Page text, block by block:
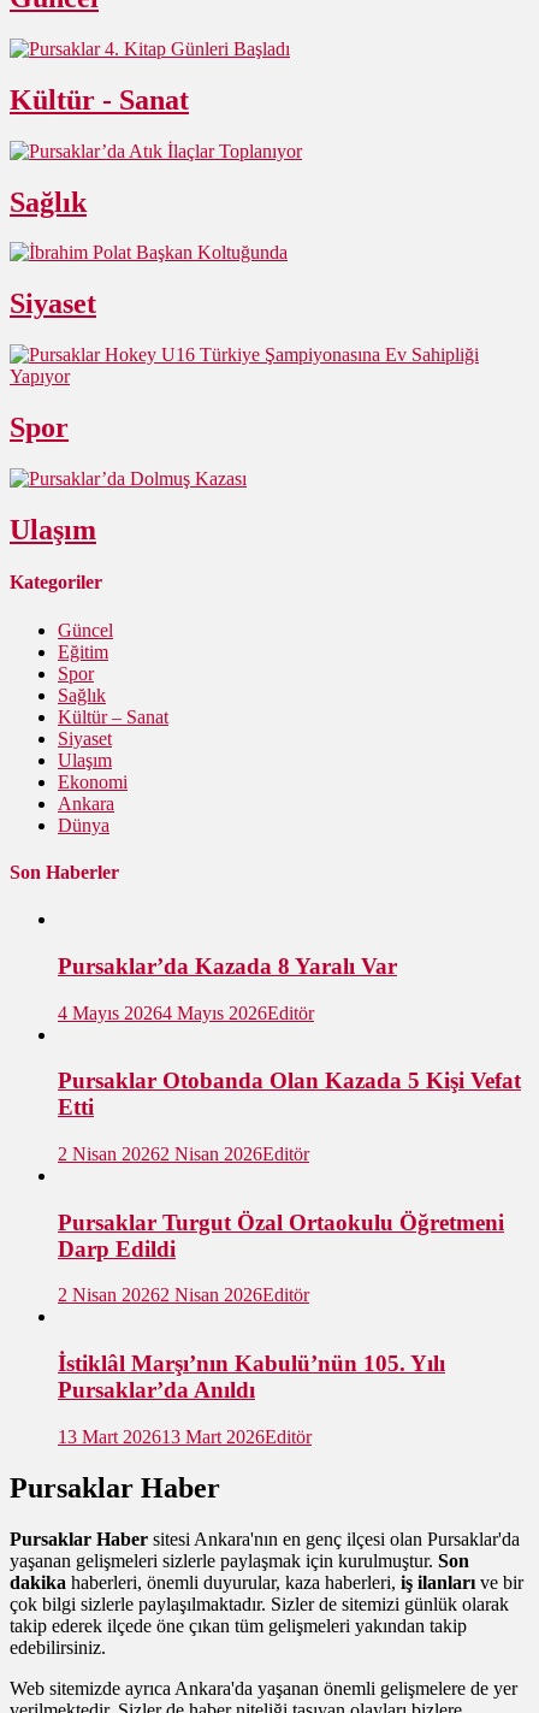
Kültür - Sanat
Sağlık
Siyaset
Spor
Ulaşım
Kategoriler
Güncel
Eğitim
Spor
Sağlık
Kültür – Sanat
Siyaset
Ulaşım
Ekonomi
Ankara
Dünya
Son Haberler
Pursaklar’da Kazada 8 Yaralı Var
4 Mayıs 20264 Mayıs 2026Editör
Pursaklar Otobanda Olan Kazada 5 Kişi Vefat
Etti
2 Nisan 20262 Nisan 2026Editör
Pursaklar Turgut Özal Ortaokulu Öğretmeni
Darp Edildi
2 Nisan 20262 Nisan 2026Editör
İstiklâl Marşı’nın Kabulü’nün 105. Yılı
Pursaklar’da Anıldı
13 Mart 202613 Mart 2026Editör
Pursaklar Haber
Pursaklar Haber sitesi Ankara'nın en genç ilçesi olan Pursaklar'da
yaşanan gelişmeleri sizlerle paylaşmak için kurulmuştur. Son
dakika haberleri, önemli duyurular, kaza haberleri, iş ilanları ve bir
çok bilgi sizlerle paylaşılmaktadır. Sizler de sitemizi günlük olarak
takip ederek ilçede öne çıkan tüm gelişmeleri yakından takip
edebilirsiniz.
Web sitemizde ayrıca Ankara'da yaşanan önemli gelişmelere de yer